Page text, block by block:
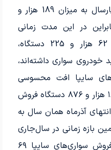
که این رقم در مدت مشابه پارسال به میزان 189‌ هزار و
در این مدت زمانی
نارنجی‌‌‌‌‌‌‌‌‌‌‌‌‌‌‌‌‌‌‌‌‌‌‌‌‌‌‌‌‌‌‌‌‌‌‌‌‌‌‌‌‌‌‌‌‌‌‌‌‌‌‌‌‌‌‌‌‌‌‌‌‌‌‌‌‌‌‌‌‌‌‌‌‌‌‌‌‌‌‌‌‌‌‌‌‌‌‌‌‌‌‌‌‌‌‌‌‌‌‌‌‌‌‌‌‌‌‌‌پوشان جاده‌‌‌‌‌‌‌‌‌‌‌‌‌‌‌‌‌‌‌‌‌‌‌‌‌‌‌‌‌‌‌‌‌‌‌‌‌‌‌‌‌‌‌‌‌‌‌‌‌‌‌‌‌‌‌‌‌‌‌‌‌‌‌‌‌‌‌‌‌‌‌‌‌‌‌‌‌‌‌‌‌‌‌‌‌‌‌‌‌‌‌‌‌‌‌‌‌‌‌‌‌‌‌‌‌‌‌‌مخصوص 62‌ هزار و 225 دستگاه،
تولید خودروی سواری داشته‌اند،
سایپا افت محسوسی
داشته‌ است؛ به‌طوری که از ۱۸۳‌ هزار و ۸۷۶ دستگاه فروش
از ابتدای سال‌۱۴۰۳ تا انتهای آذرماه همان سال ‌به
برای همین بازه زمانی در سال‌جاری